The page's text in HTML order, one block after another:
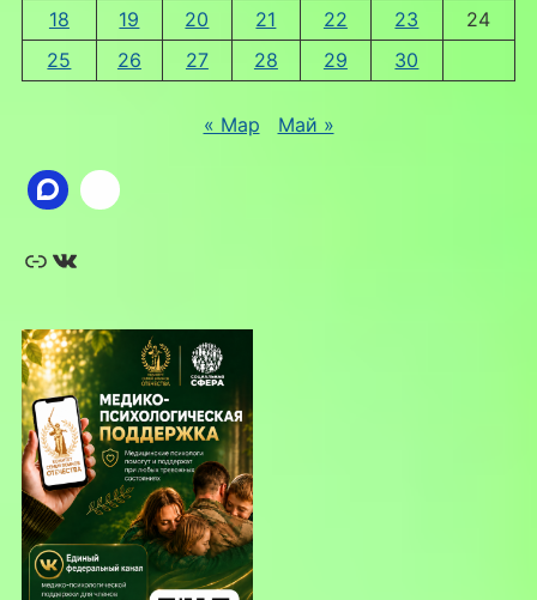
18
19 20 21 22 23
24
25
26 27 28 29 30
« Мар Май »
Ссылка